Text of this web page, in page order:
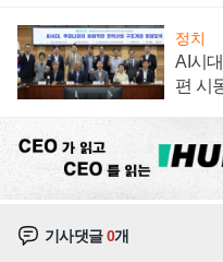
정치
AI시
편 시
기사댓글0개